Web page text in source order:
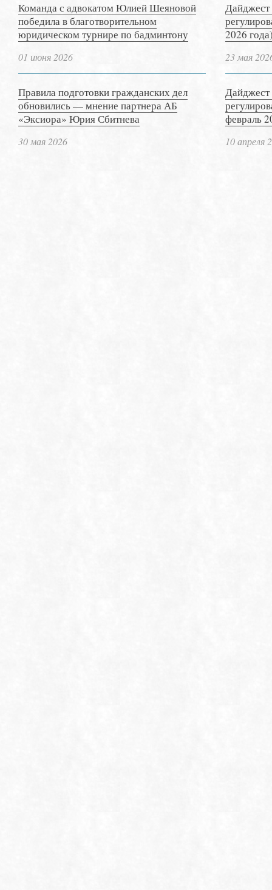
Команда с адвокатом Юлией Шеяновой
победила в благотворительном
юридическом турнире по бадминтону
01 июня 2026
Правила подготовки гражданских дел
обновились — мнение партнера АБ
«Эксиора» Юрия Сбитнева
30 мая 2026
Дайджест
2026
23 мая
Дайджест
февраль
10 апреля